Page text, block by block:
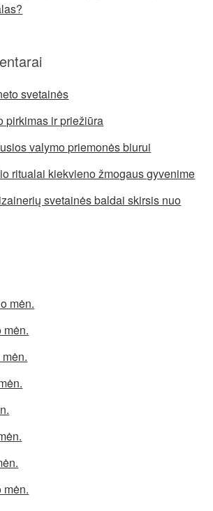
svetainės
pirkimas ir priežiūra
valymo priemonės biurui
ritualai kiekvieno žmogaus gyvenime
svetainės baldai skirsis nuo
mėn.
mėn.
mėn.